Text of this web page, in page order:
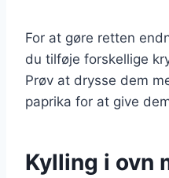
For at gøre retten
du tilføje forskellige
Prøv at drysse dem
paprika for at give
Kylling i ovn